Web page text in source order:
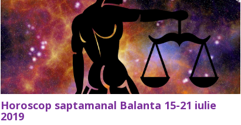
Horoscop saptamanal Balanta 15-21 iulie
2019